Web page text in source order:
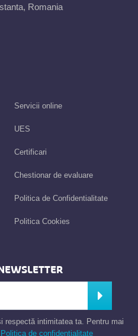
Romania
Servicii online
UES
Certificari
Chestionar de evaluare
Politica de Confidentialitate
Politica Cookies
respectă intimitatea ta. Pentru mai
Politica de confidențialitate